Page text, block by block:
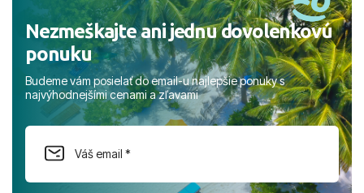
Nezmeškajte ani jednu dovolenkovú
ponuku
Budeme vám posielať do email-u najlepšie ponuky s
najvýhodnejšími cenami a zľavami